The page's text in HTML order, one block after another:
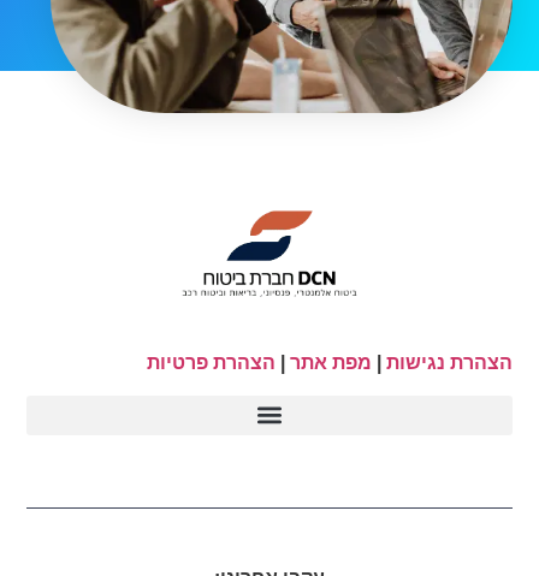
הצהרת נגישות מפת אתר הצהרת פרטיות